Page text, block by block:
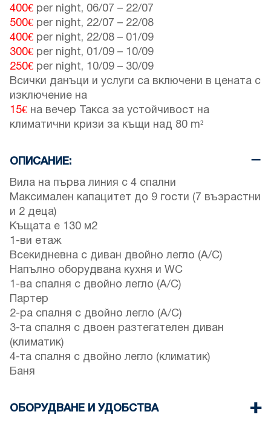
400€ per night, 06/07 – 22/07
500€ per night, 22/07 – 22/08
400€ per night, 22/08 – 01/09
300€ per night, 01/09 – 10/09
250€ per night, 10/09 – 30/09
Всички данъци и услуги са включени в цената с
изключение на
15€ на вечер Такса за устойчивост на
климатични кризи за къщи над 80 m²
ОПИСАНИЕ:
Вила на първа линия с 4 спални
Максимален капацитет до 9 гости (7 възрастни
и 2 деца)
Къщата е 130 м2
1-ви етаж
Всекидневна с диван двойно легло (A/C)
Напълно оборудвана кухня и WC
1-ва спалня с двойно легло (A/C)
Партер
2-ра спалня с двойно легло (A/C)
3-та спалня с двоен разтегателен диван
(климатик)
4-та спалня с двойно легло (климатик)
Баня
ОБОРУДВАНЕ И УДОБСТВА